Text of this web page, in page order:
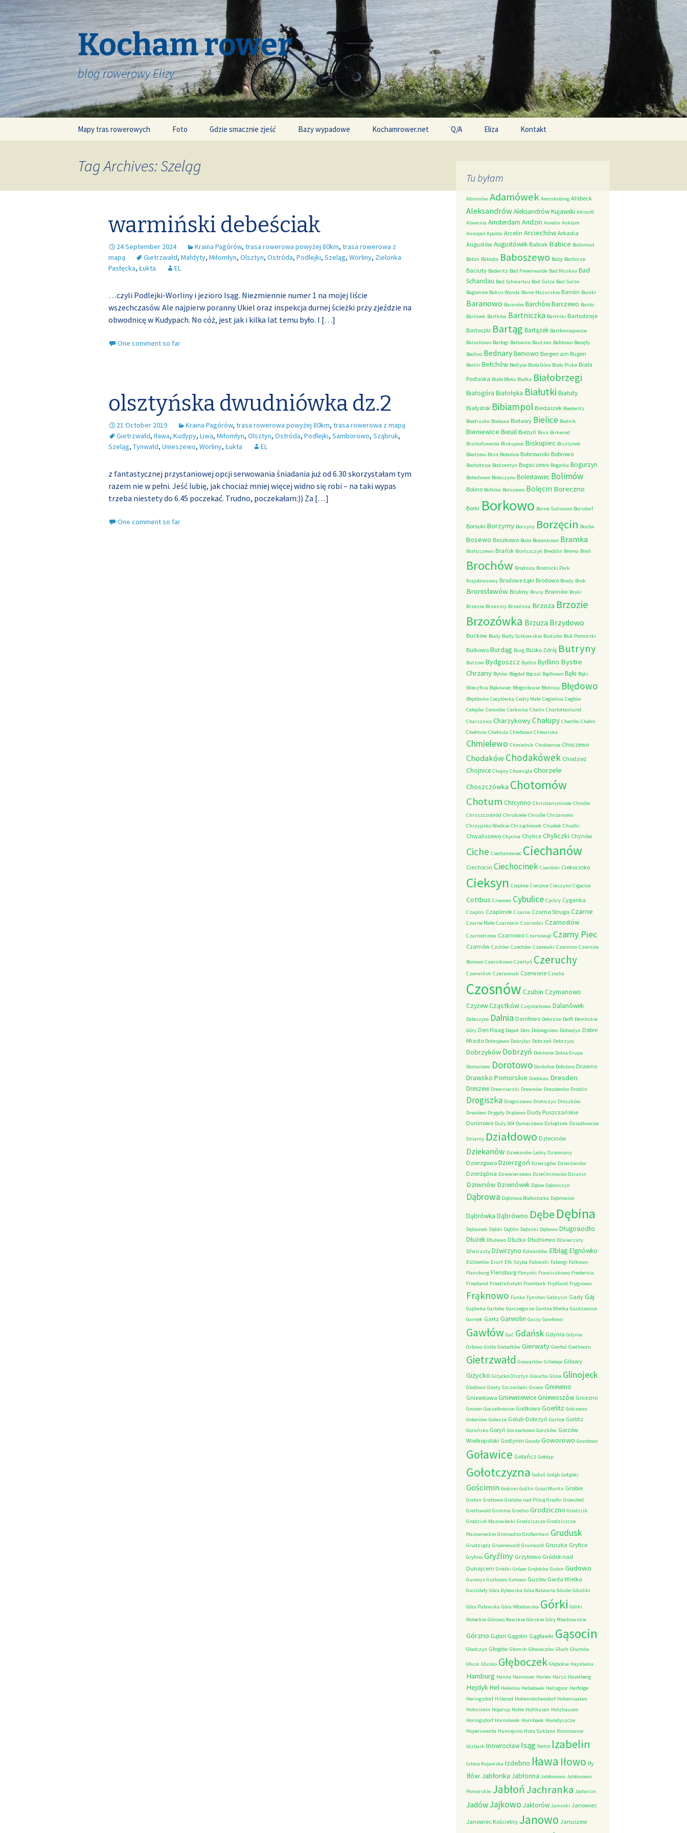
Kocham rower
blog rowerowy Elizy
Mapy tras rowerowych Foto Gdzie smacznie zjeść Bazy wypadowe Kochamrower.net Q/A Eliza Kontakt
Tag Archives: Szeląg
warmiński debeściak
24 September 2024 Kraina Pagórów, trasa rowerowa powyżej 80km, trasa rowerowa z
mapą
Gietrzwałd, Małdyty, Miłomłyn, Olsztyn, Ostróda, Podlejki, Szeląg, Worliny, Zielonka
Pasłęcka, Łukta EL
…czyli Podlejki-Worliny i jezioro Isąg. Niezmiennie numer 1 na mojej liście
wszechczasów. Ale najpierw poranny Ukiel oraz inspekcja durnej ścieżki przy zjeździe na
obwodnicę w Kudypach. No cóż, jest jak i kilka lat temu było. I […]
One comment so far
olsztyńska dwudniówka dz.2
21 October 2019 Kraina Pagórów, trasa rowerowa powyżej 80km, trasa rowerowa z mapą
Gietrzwałd, Iława, Kudypy, Liwa, Miłomłyn, Olsztyn, Ostróda, Podlejki, Samborowo, Sząbruk,
Szeląg, Tynwałd, Unieszewo, Worliny, Łukta EL
z fantastycznej przystaniowej opcji serwowania śniadania już od 6.30 skorzystałam tym
razem nie w pełni. Jeść lubię, jak chociaż mniej więcej widno się robi – na taki wypas
trzeba niestety do 6.45 poczekać. Trudno, poczekałam:)) Za […]
One comment so far
Tu byłam
Abramów Adamówek Aeroskobing Ahlbeck
AleksandrówAleksandrów Kujawski Altranft
Alwernia Amsterdam Andzin Anielin Anklam
Annopol Apolda Arcelin Arciechów Arkadia
Augustów Augustówek Babiak Babice Babimost
Babin Babięta Baboszewo Baby Bachorze
Baciuty Baderitz Bad Freienwalde Bad Muskau Bad
Schandau Bad Schwartau Bad Sulza Bad Sulze
Bagienice Bakus Wanda Banie Mazurskie Bansin Baraki
Baranowo Baranów BarchówBarczewo Bardo
Barlinek Bartków Bartniczka Bartniki Bartodzieje
Bartoszki Bartąg Bartążek Bartłomiejowice
Baruchowo Barłogi Batowice Bautzen Bałdowo Becejły
Bedlno BednaryBemowo Bergen am Rugen
Berlin Bełchów Bełżyce Biała Góra Biała Piska Biała
Podlaska Białe Błoto Białka Białobrzegi
Białogóra Białołęka Białutki Białuty
Białystok Bibiampol Biedaszek Biederitz
Biedrusko Bielawa Bielawy Bielice Bielnik
Bieniewice Biesal Bieżuń Binz Birkerod
Bischofswerda Biskupice Biskupiec Bisztynek
Bledzew Bnin Bobolice Bobrowniki Bobrowo
Bochotnica Bodzentyn Bogaczewo Bogatka Bogurzyn
Bolechowo Boleszyno Bolesławiec Bolimów
Bolino Bolków Bolszewo Bolęcin Boreczno
Borki Borkowo Borne Sulinowo Borsdorf
Borsuki Borzymy Borzyny Borzęcin Borów
Bosewo Boszkowo Boże Bożenkowo Bramka
Bratuszewo Brańsk Brańszczyk Breddin Brema Breń
Brochów Brodnica Brodnicki Park
Krajobrazowy Brodowe Łąki Brodowo Brody Brok
Bronisławów Bruliny Brusy Brwinów Bryki
Brzezie Brzeziny Brzeźnica Brzoza Brzozie
Brzozówka Brzuza Brzydowo
Buckow Budy Budy Sulkowskie Budzów Buk Pomorski
Bulkowo Burdąg Burg Busko Zdrój Butryny
Butzow Bydgoszcz Bydlin Bydlino Bystre
Chrzany Bytów Bógdał Bączal Bądkowo Bąki Bąki
Wieczfnia Bąkowiec Błogosławie Błotnica Błędowo
Błędówko Cecylówka Cedry Małe Cegielnia Cegłów
Celejów Ceranów Cerkwica Chalin Charlottenlund
Charsznica CharzykowyChałupy Chechło Chełm
Chełmno Chełmża Chlebowo Chlewiska
Chmielewo Chmielnik Chobienice Choczewo
ChodakówChodakówek Chodzież
Chojnice Chojny Chomiąża Chorzele
Choszczówka Chotomów
Chotum Chrcynno Christiansminde Chrośle
Chruszczobród Chruściele Chruśle Chrzanowo
Chrzypsko Wielkie Chrząchówek Chudek Chudki
Chwaliszewo Chycina Chylice Chyliczki Chynów
Ciche Ciechanowiec Ciechanów
Ciechocin Ciechocinek Cieciórki Ciekocinko
Cieksyn Cieplice Cierpice Cieszyno Cigacice
Cottbus Criewen Cybulice Cychry Cyganka
Czaplin Czaplinek Czarna Czarna Struga Czarne
Czarne Małe Czarnocin Czarnolas Czarnostów
Czarnotrzew Czarnowo Czarnowąż Czarny Piec
Czarnów Czchów Czechów Czerewki Czermno Czernice
Borowe Czernikowo Czertyń Czeruchy
Czerwińsk Czerwonak Czerwone Czocha
Czosnów Czubin Czymanowo
CzyżewCząstków Częstochowa Dalanówek
Daleszyce Dalnia Daniłowo Debrzno Delft Dembskie
Góry Den Haag Depot Derc Dobiegniew Dobieżyn Dobre
Miasto Dobrojewo Dobrylas Dobrzeń Dobrzyca
Dobrzyków Dobrzyń Doktorce Dolna Grupa
Domaniew Dorotowo Dosłońce Dołubno Drawno
Drawsko Pomorskie Drebkau Dresden
Dreszew Drewniaczki Drewnów Drezdenko Droblin
Drogiszka Drogoszewo Drohiczyn Droszków
Drwalew Drygały Drążewo Dudy Puszczańskie
Duninowo Duży Dół Dymaczewo Dzbądzek Dziadkowice
Dziarny Działdowo Dziecinów
Dziekanów Dziekanów Leśny Dziemiany
Dzierzgowo Dzierzgoń Dzierzgów Dzierżoniów
Dzierżążnia Dziewierzewo Dziećmirowice Dziunin
DziwnówDziwnówek Dąbie Dąbroszyn
Dąbrowa Dąbrowa Białostocka Dąbrowice
Dąbrówka Dąbrówno Dębe Dębina
Dębionek Dębki Dęblin Dębniki Dębowo Długosiodło
Dłużek Dłużewo Dłużka Dłużniewo Dźwierzuty
Dźwirzuty Dźwirzyno Edwardów Elbląg Elgnówko
Elżbietów Erurt Ełk Szyba Fabianki Faborgi Falkowo
Flansburg Flensburg Florynki Franciszkowo Fredericia
Friedland Friedrichstahl Frombork Frydland Frygnowo
Frąknowo Funka Fynshav Gabrysin Gady Gaj
Gajówka Garbów Garczegorze Gardna Wielka Gardzienice
Garnek Gartz Garwolin Gassy Gawłowo
Gawłów Gać Gdańsk Gdynia Gdynia
Orłowo Gidle Giebałtów Gierwaty Gierłoż Giethoorn
Gietrzwałd Giewartów Gilleleje Giławy
Giżycko Giżycko Olsztyn Glaucha Glina Glinojeck
Glodowo Gnaty Szczerbaki Gniew Gniewino
Gniewkowo GniewniewiceGniewoszów Gniezno
Gnoien Goczałkowice Godkowo Goerlitz Golczewo
Goleniów Golesze Golub-Dobrzyń Gorlice Gorlitz
Goruńsko Goryń Gorzechowo Gorzków Gorzów
Wielkopolski Gostynin Gouda Goworowo Gozdowo
Goławice Gołańcz Gołdap
Gołotczyzna Gołuń Gołąb Gołąbki
Gościmin Gościno Goźlin Graal Muritz Grabie
Grabin Grabowo Grabów nad Pilicą Gradki Graested
Greifswald Grimma Grodno Grodziczno Grodzisk
Grodzisk Mazowiecki Grodziszcze Grodziszcze
Mazowieckie Gromadno Großenhain Grudusk
Grudziądz Gruenewald Grunwald Gruszka Gryfice
Gryfino Gryźliny Grzybowo Gródek nad
Dunajcem Gródki Grójec Grębków Gubin Gudowo
Guronys Gutkowo Gutowo Guzów Gwda Wielka
Gwizdały Góra Dylewska Góra Kalwaria Górale Góraliki
Góra Puławska Góra Włodowska Górki Górki
Noteckie Górowo Iławskie Górskie Góry Miechowskie
Górzno Gąbin Gągolin Gągławki Gąsocin
Gładczyn Głogów Głomsk Głowaczów Głuch Głuchów
Głusk Głusko Głęboczek Głębokie Hajnówka
Hamburg Hanna Hannover Harlev Harsz Havelberg
HejdykHel Helenka Hellebaek Helsignor Herfolge
Heringsdorf Hillerod Hohenreichendorf Hohensaaten
Hohnstein Hojerup Holte Holthusen Holzhausen
Horingsdorf Hormówek Hornbaek Horodyszcze
Hoyerswerda Humięcino Huta Szklana Ibramowice
Idzbark Inowrocław Isąg Iwno Izabelin
Izbica Kujawska Izdebno Iława Iłowo Iły
Iłów Jabłonka Jabłonna Jabłonowo Jabłonowo
Pomorskie JabłońJachranka Jadwisin
JadówJajkowo Jaktorów Jamniki Janowiec
Janowiec Kościelny Janowo Januszew